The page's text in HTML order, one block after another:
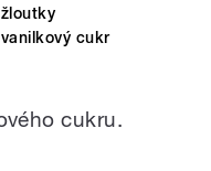
cukr
cukru.